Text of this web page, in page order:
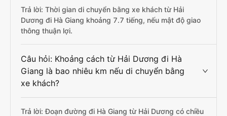
Trả lời: Thời gian di chuyển bằng xe khách từ Hải
Dương đi Hà Giang khoảng 7.7 tiếng, nếu mật độ giao
thông thuận lợi.
Câu hỏi: Khoảng cách từ Hải Dương đi Hà
Giang là bao nhiêu km nếu di chuyển bằng
xe khách?
Trả lời: Đoạn đường đi Hà Giang từ Hải Dương có chiều